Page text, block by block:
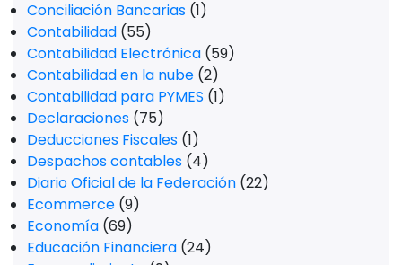
Conciliación Bancarias (1)
Contabilidad (55)
Contabilidad Electrónica (59)
Contabilidad en la nube (2)
Contabilidad para PYMES (1)
Declaraciones (75)
Deducciones Fiscales (1)
Despachos contables (4)
Diario Oficial de la Federación (22)
Ecommerce (9)
Economía (69)
Educación Financiera (24)